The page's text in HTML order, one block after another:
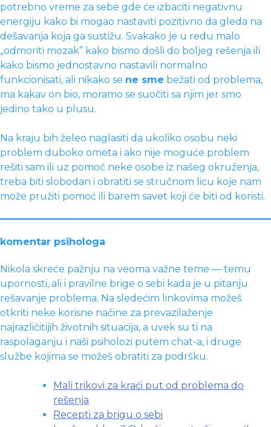
potrebno vreme za sebe gde će izbaciti negativnu
energiju kako bi mogao nastaviti pozitivno da gleda na
dešavanja koja ga sustižu. Svakako je u redu malo
„odmoriti mozak” kako bismo došli do boljeg rešenja ili
kako bismo jednostavno nastavili normalno
funkcionisati, ali nikako se ne sme bežati od problema,
ma kakav on bio, moramo se suočiti sa njim jer smo
jedino tako u plusu.
Na kraju bih želeo naglasiti da ukoliko osobu neki
problem duboko ometa i ako nije moguće problem
rešiti sam ili uz pomoć neke osobe iz našeg okruženja,
treba biti slobodan i obratiti se stručnom licu koje nam
može pružiti pomoć ili barem savet koji će biti od koristi.
komentar psihologa
Nikola skreće pažnju na veoma važne teme — temu
upornosti, ali i pravilne brige o sebi kada je u pitanju
rešavanje problema. Na sledećim linkovima možeš
otkriti neke korisne načine za prevazilaženje
najrazličitijih životnih situacija, a uvek su ti na
raspolaganju i naši psiholozi putem chat-a, i druge
službe kojima se možeš obratiti za podršku.
Mali trikovi za kraći put od problema do
rešenja
Recepti za brigu o sebi